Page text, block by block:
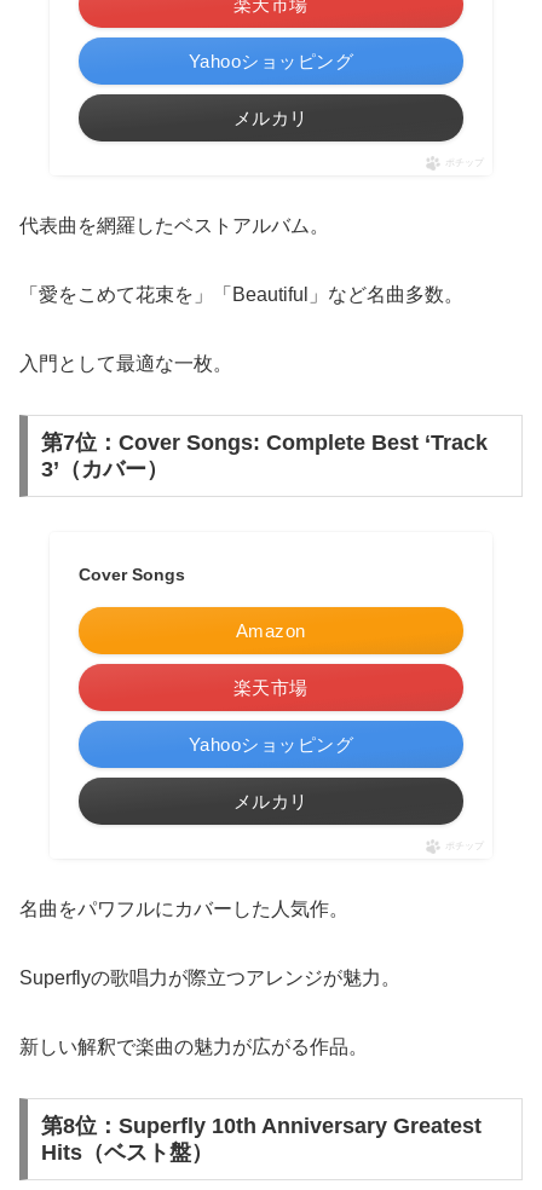
楽天市場
Yahooショッピング
メルカリ
ポチップ
代表曲を網羅したベストアルバム。
「愛をこめて花束を」「Beautiful」など名曲多数。
入門として最適な一枚。
第7位：Cover Songs: Complete Best ‘Track
3’（カバー）
Cover Songs
Amazon
楽天市場
Yahooショッピング
メルカリ
ポチップ
名曲をパワフルにカバーした人気作。
Superflyの歌唱力が際立つアレンジが魅力。
新しい解釈で楽曲の魅力が広がる作品。
第8位：Superfly 10th Anniversary Greatest
Hits（ベスト盤）